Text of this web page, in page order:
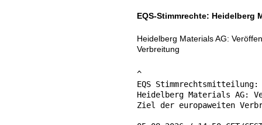
EQS-Stimmrechte: Heidelberg
Heidelberg Materials AG:
Verbreitung
^
EQS
Heidelberg Materials AG:
Ziel der europaweiten